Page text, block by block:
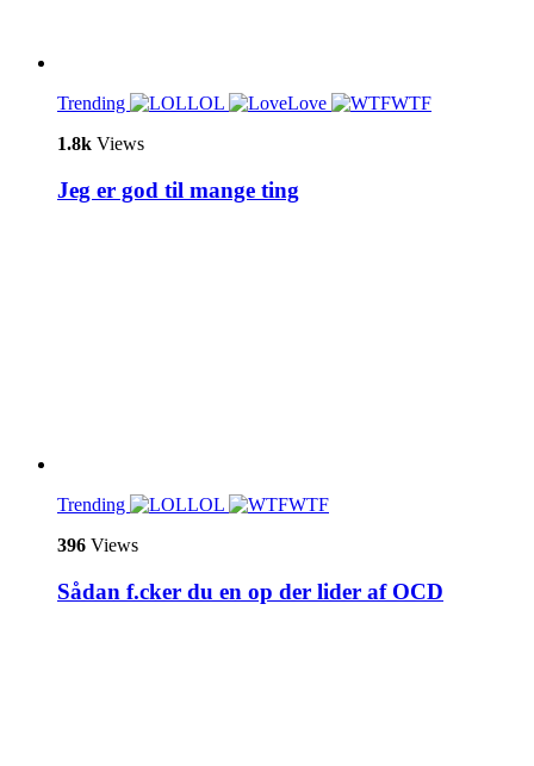
Trending LOL Love
WTF
1.8k Views
Jeg er god til mange ting
Trending LOL
WTF
396 Views
Sådan f.cker du en op der lider af OCD